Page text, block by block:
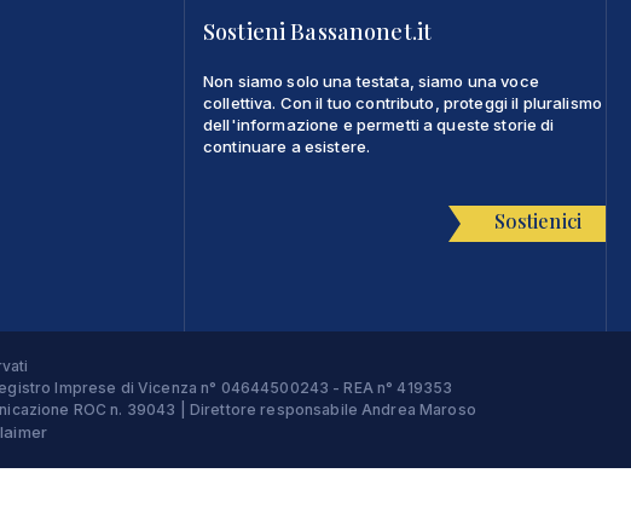
Sostieni Bassanonet.it
Non siamo solo una testata, siamo una voce
collettiva. Con il tuo contributo, proteggi il pluralismo
dell'informazione e permetti a queste storie di
continuare a esistere.
Sostienici
Imprese di Vicenza n° 04644500243 - REA n° 419353
ROC n. 39043 | Direttore responsabile Andrea Maroso